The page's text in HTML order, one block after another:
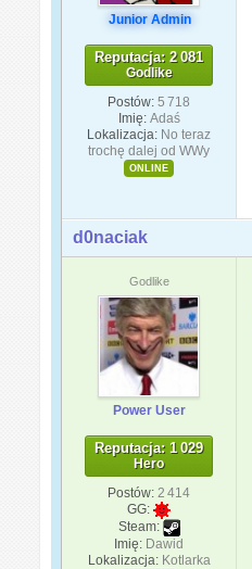
Junior Admin
Reputacja: 2 081
Godlike
Postów: 5 718
Imię: Adaś
Lokalizacja: No teraz
trochę dalej od WWy
ONLINE
d0naciak
Godlike
Power User
Reputacja: 1 029
Hero
Postów: 2 414
GG:
Steam:
Imię: Dawid
Lokalizacja: Kotlarka